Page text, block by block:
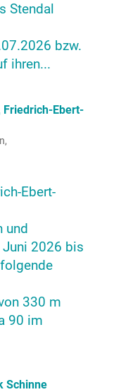
Stendal
bzw.
ihren...
Friedrich-Ebert-
,
Ebert-
und
2026 bis
330 m
90 im
Schinne